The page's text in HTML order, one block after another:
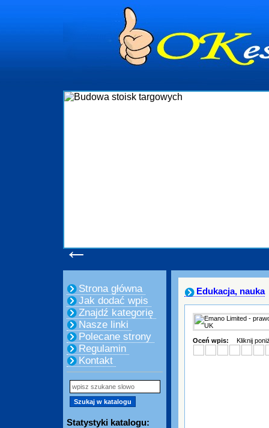
←
Strona główna
Jak dodać wpis
Znajdź kategorię
Nasze linki
Polecane strony
Regulamin
Kontakt
Statystyki katalogu:
Edukacja, nauka
Oceń wpis: Kliknij